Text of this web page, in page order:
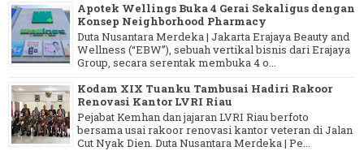
Apotek Wellings Buka 4 Gerai Sekaligus dengan
Konsep Neighborhood Pharmacy
Duta Nusantara Merdeka | Jakarta Erajaya Beauty and
Wellness (“EBW”), sebuah vertikal bisnis dari Erajaya
Group, secara serentak membuka 4 o...
Kodam XIX Tuanku Tambusai Hadiri Rakoor
Renovasi Kantor LVRI Riau
Pejabat Kemhan dan jajaran LVRI Riau berfoto
bersama usai rakoor renovasi kantor veteran di Jalan
Cut Nyak Dien. Duta Nusantara Merdeka | Pe...